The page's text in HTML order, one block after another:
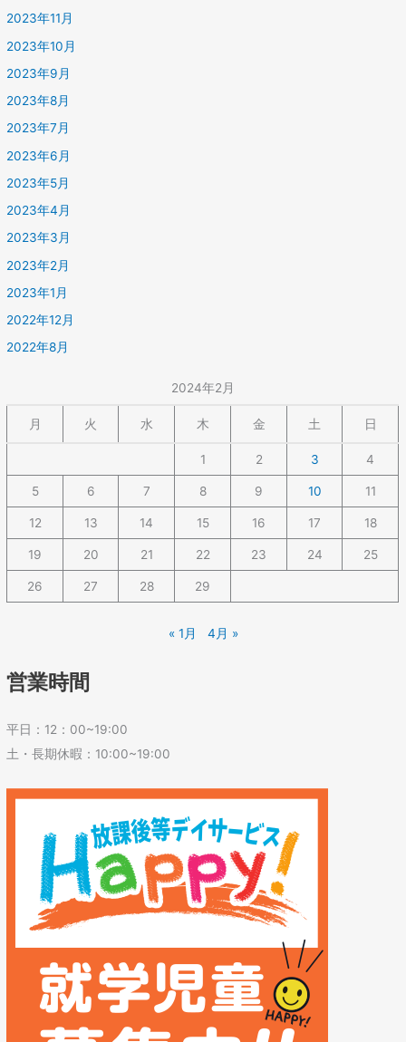
2023年11月
2023年10月
2023年9月
2023年8月
2023年7月
2023年6月
2023年5月
2023年4月
2023年3月
2023年2月
2023年1月
2022年12月
2022年8月
2024年2月
月 火 水 木 金 土 日
1 2 3 4
5 6 7 8 9 10 11
12 13 14 15 16 17 18
19 20 21 22 23 24 25
26 27 28 29
« 1月 4月 »
営業時間
平日：12：00~19:00
土・長期休暇：10:00~19:00